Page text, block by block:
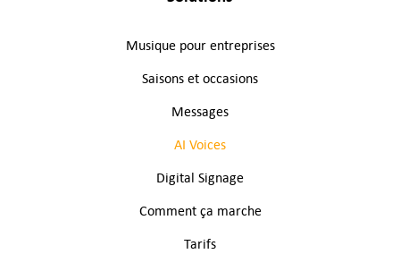
Musique pour entreprises
Saisons et occasions
Messages
AI Voices
Digital Signage
Comment ça marche
Tarifs